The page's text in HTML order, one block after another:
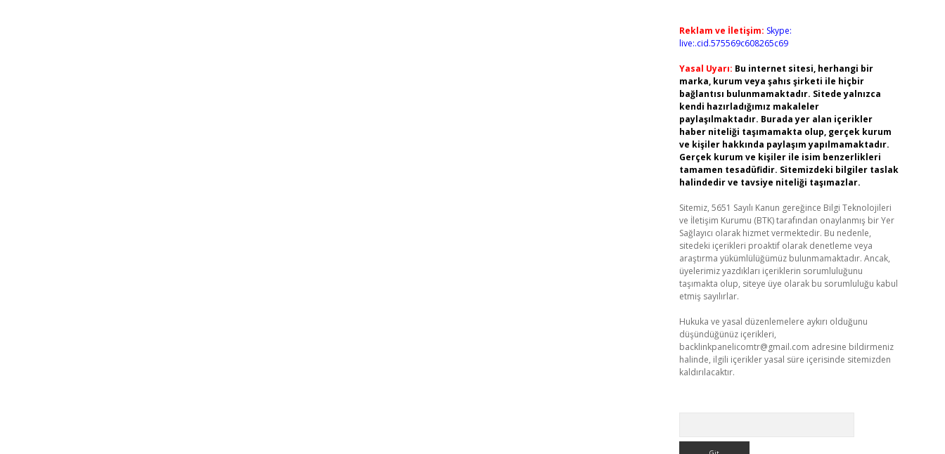
Reklam ve İletişim: Skype:
live:.cid.575569c608265c69
Yasal Uyarı: Bu internet sitesi, herhangi bir
marka, kurum veya şahıs şirketi ile hiçbir
bağlantısı bulunmamaktadır. Sitede yalnızca
kendi hazırladığımız makaleler
paylaşılmaktadır. Burada yer alan içerikler
haber niteliği taşımamakta olup, gerçek kurum
ve kişiler hakkında paylaşım yapılmamaktadır.
Gerçek kurum ve kişiler ile isim benzerlikleri
tamamen tesadüfidir. Sitemizdeki bilgiler taslak
halindedir ve tavsiye niteliği taşımazlar.
Sitemiz, 5651 Sayılı Kanun gereğince Bilgi Teknolojileri
ve İletişim Kurumu (BTK) tarafından onaylanmış bir Yer
Sağlayıcı olarak hizmet vermektedir. Bu nedenle,
sitedeki içerikleri proaktif olarak denetleme veya
araştırma yükümlülüğümüz bulunmamaktadır. Ancak,
üyelerimiz yazdıkları içeriklerin sorumluluğunu
taşımakta olup, siteye üye olarak bu sorumluluğu kabul
etmiş sayılırlar.
Hukuka ve yasal düzenlemelere aykırı olduğunu
düşündüğünüz içerikleri,
backlinkpanelicomtr@gmail.com adresine bildirmeniz
halinde, ilgili içerikler yasal süre içerisinde sitemizden
kaldırılacaktır.